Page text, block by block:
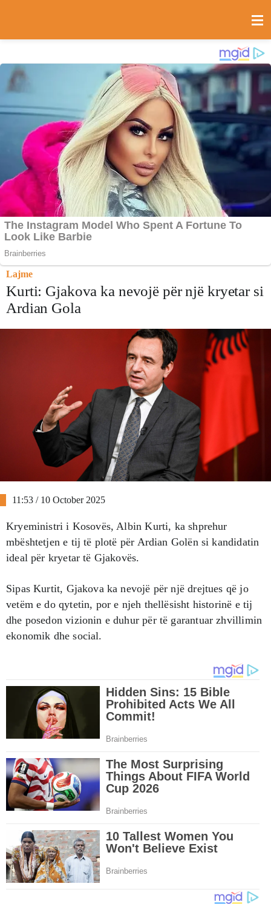
Lajme
Kurti: Gjakova ka nevojë për një kryetar si
Ardian Gola
11:53 / 10 October 2025
Kryeministri i Kosovës, Albin Kurti, ka shprehur
mbështetjen e tij të plotë për Ardian Golën si kandidatin
ideal për kryetar të Gjakovës.
Sipas Kurtit, Gjakova ka nevojë për një drejtues që jo
vetëm e do qytetin, por e njeh thellësisht historinë e tij
dhe posedon vizionin e duhur për të garantuar zhvillimin
ekonomik dhe social.